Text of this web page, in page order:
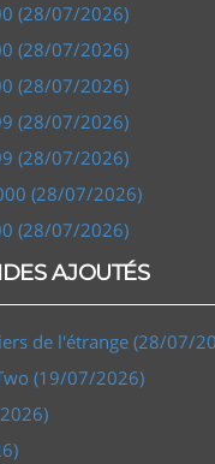
(28/07/2026)
(28/07/2026)
(28/07/2026)
(28/07/2026)
(28/07/2026)
(28/07/2026)
(28/07/2026)
AJOUTÉS
de l'étrange (28/07/
(19/07/2026)